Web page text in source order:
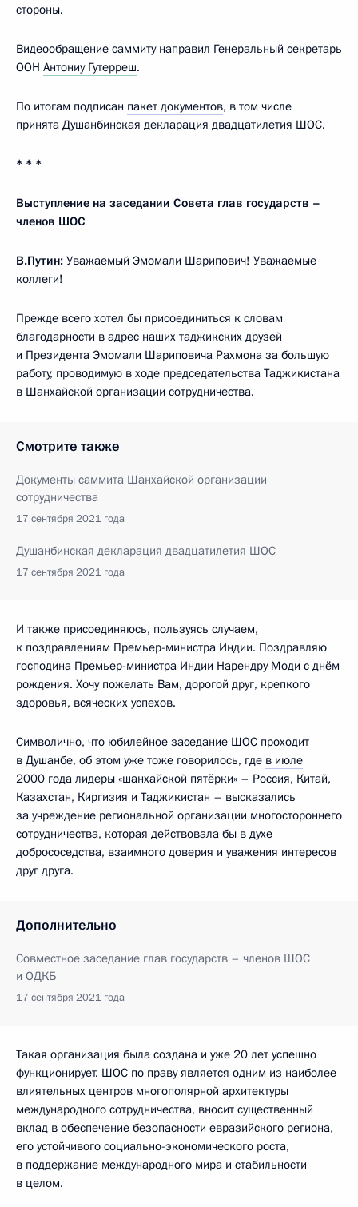
стороны.
Видеообращение саммиту направил Генеральный секретарь
ООН Антониу Гутерреш.
По итогам подписан пакет документов, в том числе
принята Душанбинская декларация двадцатилетия ШОС.
* * *
Выступление на заседании Совета глав государств –
членов ШОС
В.Путин: Уважаемый Эмомали Шарипович! Уважаемые
коллеги!
Прежде всего хотел бы присоединиться к словам
благодарности в адрес наших таджикских друзей
и Президента Эмомали Шариповича Рахмона за большую
работу, проводимую в ходе председательства Таджикистана
в Шанхайской организации сотрудничества.
Смотрите также
Документы саммита Шанхайской организации
сотрудничества
17 сентября 2021 года
Душанбинская декларация двадцатилетия ШОС
17 сентября 2021 года
И также присоединяюсь, пользуясь случаем,
к поздравлениям Премьер-министра Индии. Поздравляю
господина Премьер-министра Индии Нарендру Моди с днём
рождения. Хочу пожелать Вам, дорогой друг, крепкого
здоровья, всяческих успехов.
Символично, что юбилейное заседание ШОС проходит
в Душанбе, об этом уже тоже говорилось, где в июле
2000 года лидеры «шанхайской пятёрки» – Россия, Китай,
Казахстан, Киргизия и Таджикистан – высказались
за учреждение региональной организации многостороннего
сотрудничества, которая действовала бы в духе
добрососедства, взаимного доверия и уважения интересов
друг друга.
Дополнительно
Совместное заседание глав государств – членов ШОС
и ОДКБ
17 сентября 2021 года
Такая организация была создана и уже 20 лет успешно
функционирует. ШОС по праву является одним из наиболее
влиятельных центров многополярной архитектуры
международного сотрудничества, вносит существенный
вклад в обеспечение безопасности евразийского региона,
его устойчивого социально-экономического роста,
в поддержание международного мира и стабильности
в целом.